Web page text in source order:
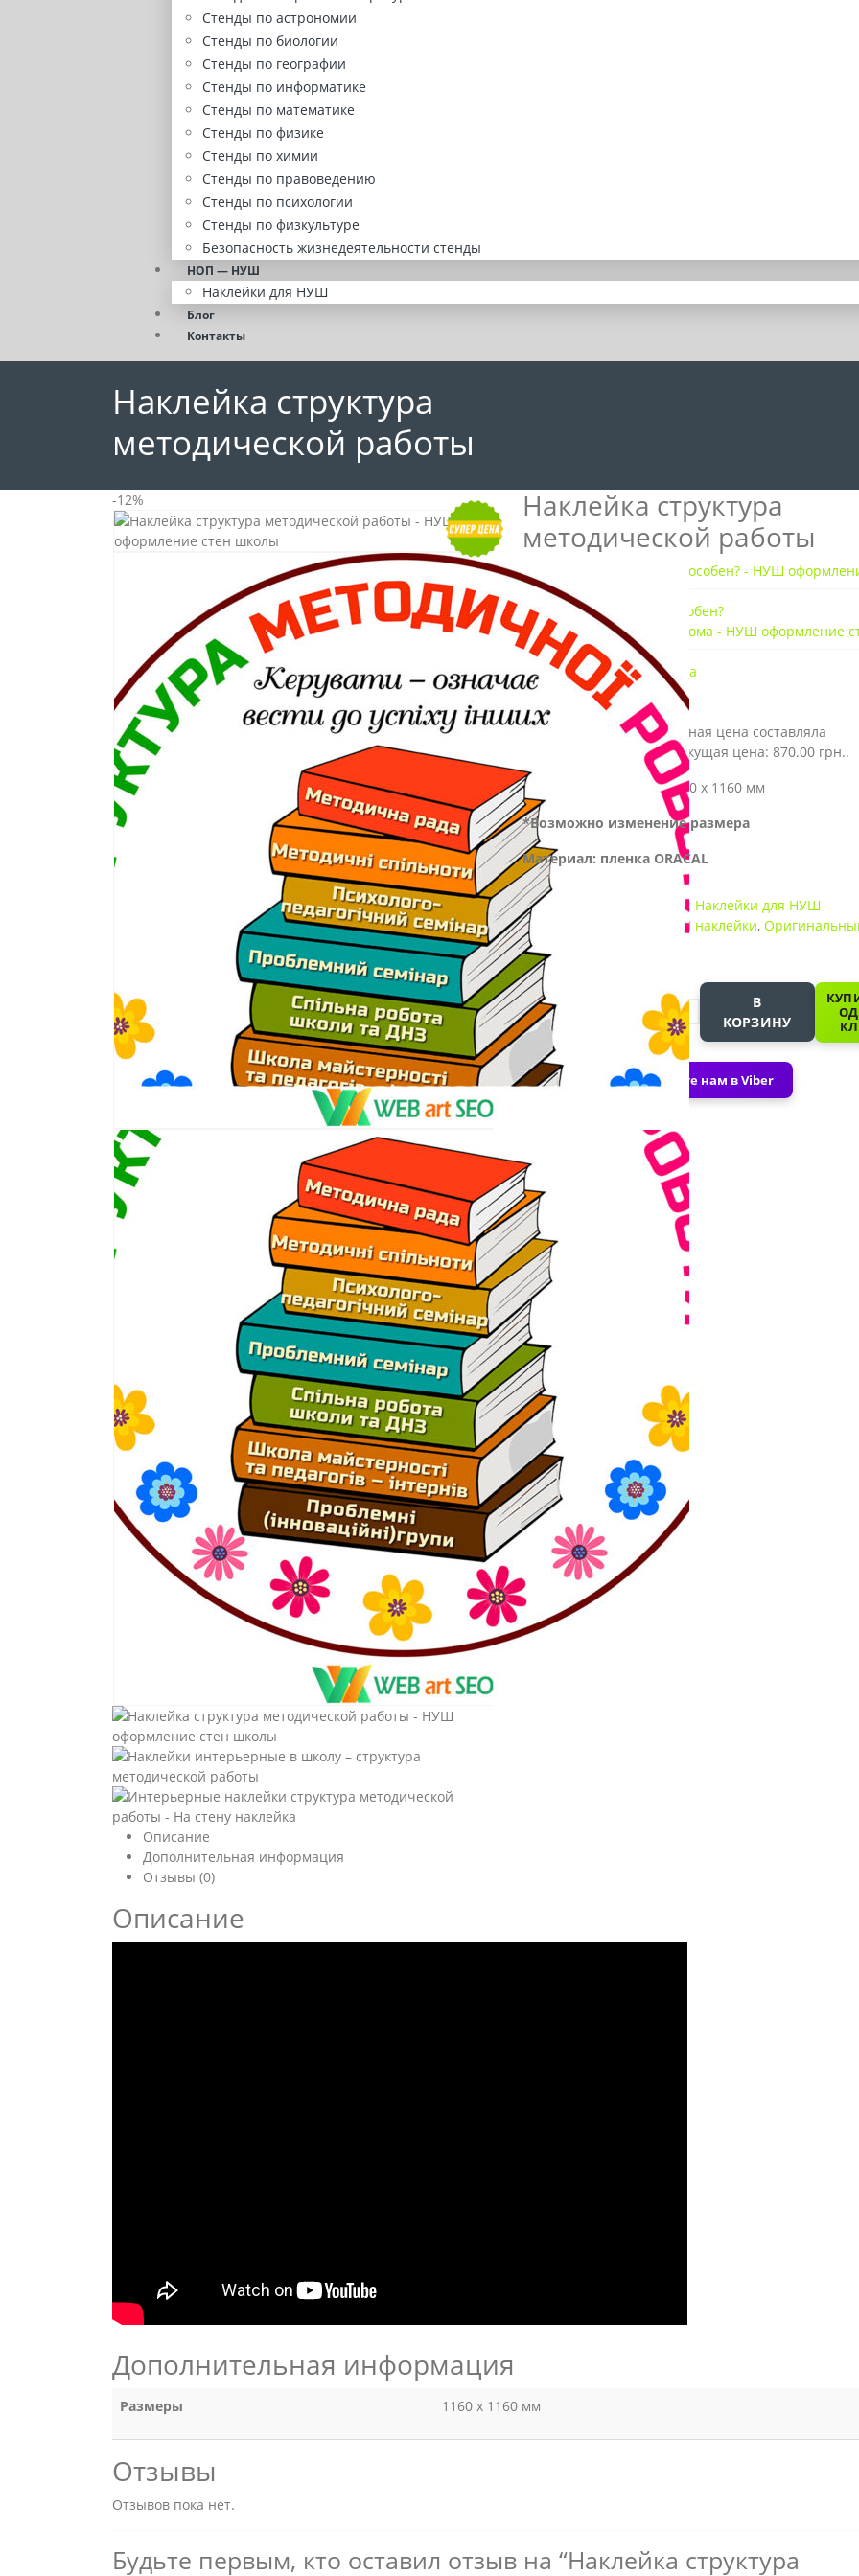
Стенды по астрономии
Стенды по биологии
Стенды по географии
Стенды по информатике
Стенды по математике
Стенды по физике
Стенды по химии
Стенды по правоведению
Стенды по психологии
Стенды по физкультуре
Безопасность жизнедеятельности стенды
НОП — НУШ
Наклейки для НУШ
Блог
Контакты
Наклейка структура
методической работы
-12%
Наклейка структура
методической работы
Наклейка на что ты способен?
Наклейка вкусно, как дома
0out of 5
( Отзывов пока нет. )
990.00
Первоначальная цена составляла
870.00грн.Текущая цена: 870.00 грн..
Размеры наклейки:1160 х 1160 мм
*Возможно изменение размера
Материал: пленка ORACAL
Артикул: Категория: Наклейки для НУШ
оформление
НУШ наклейки,
дизайн НУШ
-
+
В
КОРЗИНУ
Напишите нам в Viber
Описание
Дополнительная информация
Отзывы (0)
Описание
Дополнительная информация
Размеры 1160 х 1160 мм
Отзывы
Отзывов пока нет.
Будьте первым, кто оставил отзыв на “Наклейка структура